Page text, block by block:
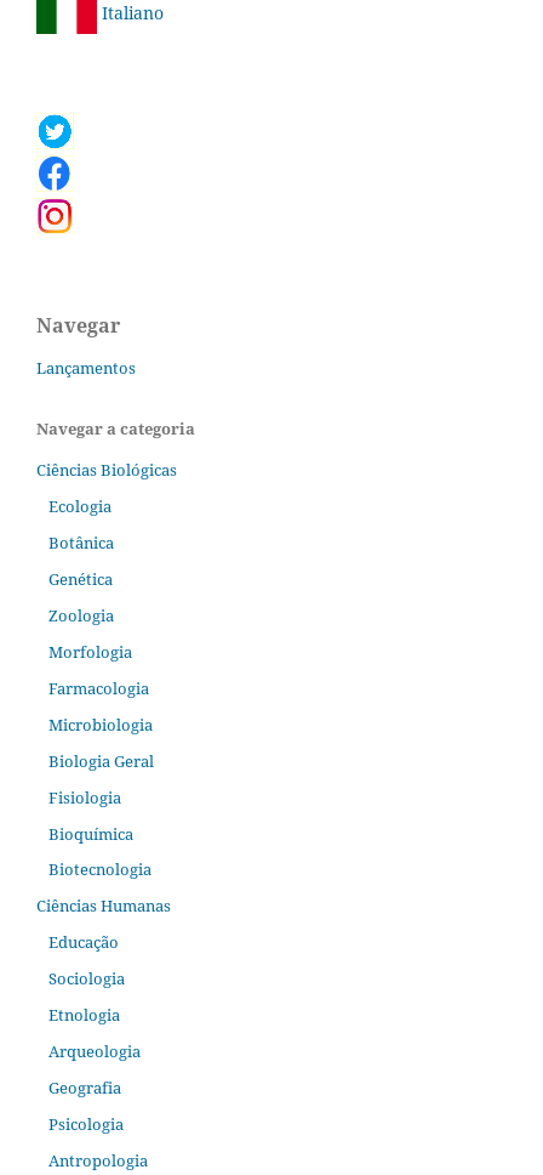
Italiano
Navegar
Lançamentos
Navegar a categoria
Ciências Biológicas
Ecologia
Botânica
Genética
Zoologia
Morfologia
Farmacologia
Microbiologia
Biologia Geral
Fisiologia
Bioquímica
Biotecnologia
Ciências Humanas
Educação
Sociologia
Etnologia
Arqueologia
Geografia
Psicologia
Antropologia